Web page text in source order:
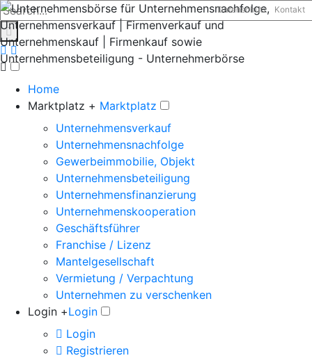
Datenschutz Kontakt
Home
Marktplatz + Marktplatz
Unternehmensverkauf
Unternehmensnachfolge
Gewerbeimmobilie, Objekt
Unternehmensbeteiligung
Unternehmensfinanzierung
Unternehmenskooperation
Geschäftsführer
Franchise / Lizenz
Mantelgesellschaft
Vermietung / Verpachtung
Unternehmen zu verschenken
Login +Login
Login
Registrieren